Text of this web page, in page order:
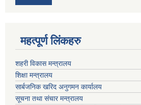
महत्पूर्ण लिंकहरु
शहरी विकास मन्त्रालय
शिक्षा मन्त्रालय
सार्बजनिक खरिद अनुगमन कार्यालय
सूचना तथा संचार मन्त्रालय